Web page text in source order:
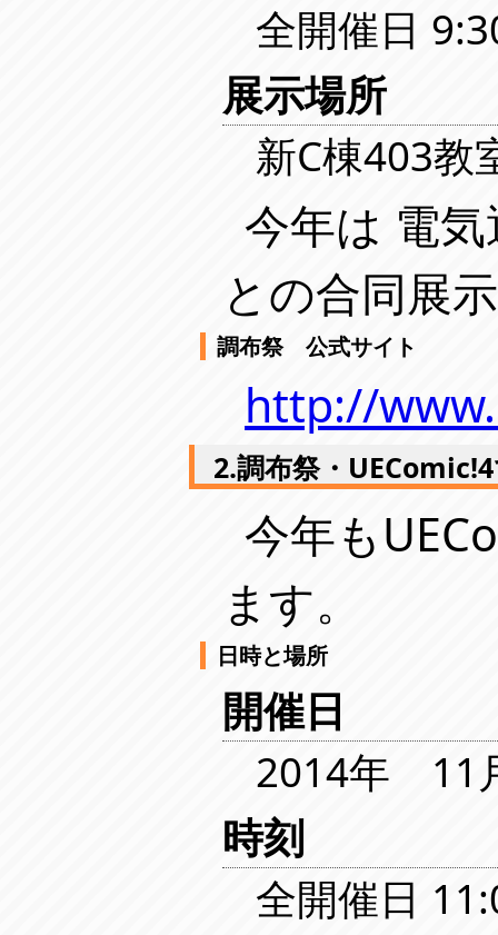
全開催日
展示場所
新C棟403教
今年は 電
との合同展
調布祭 公式サイト
http://
2.調布祭・
今年も
ます。
日時と場所
開催日
2014年 11
時刻
全開催日